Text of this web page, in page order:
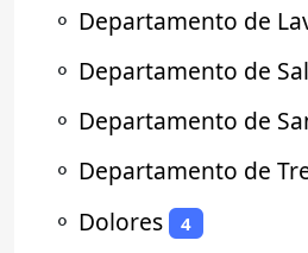
⚬ Departamento de
⚬ Departamento de
⚬ Departamento de
⚬ Departamento de
⚬ Dolores 4